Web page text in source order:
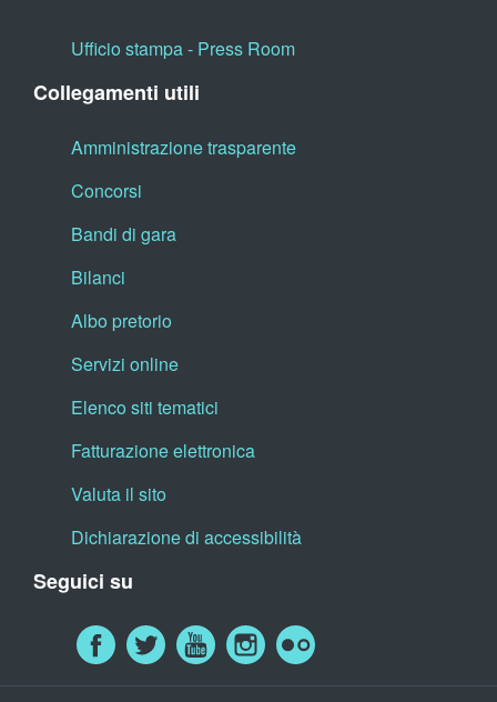
Ufficio stampa - Press Room
Collegamenti utili
Amministrazione trasparente
Concorsi
Bandi di gara
Bilanci
Albo pretorio
Servizi online
Elenco siti tematici
Fatturazione elettronica
Valuta il sito
Dichiarazione di accessibilità
Seguici su